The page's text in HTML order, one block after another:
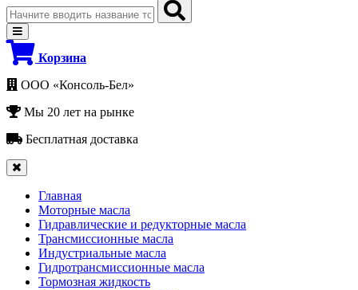
Корзина
ООО «Консоль-Бел»
Мы 20 лет на рынке
Бесплатная доставка
Главная
Моторные масла
Гидравлические и редукторные масла
Трансмиссионные масла
Индустриальные масла
Гидротрансмиссионные масла
Тормозная жидкость